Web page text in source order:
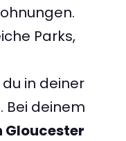
Parks,
in deiner
Bei deinem
Gloucester